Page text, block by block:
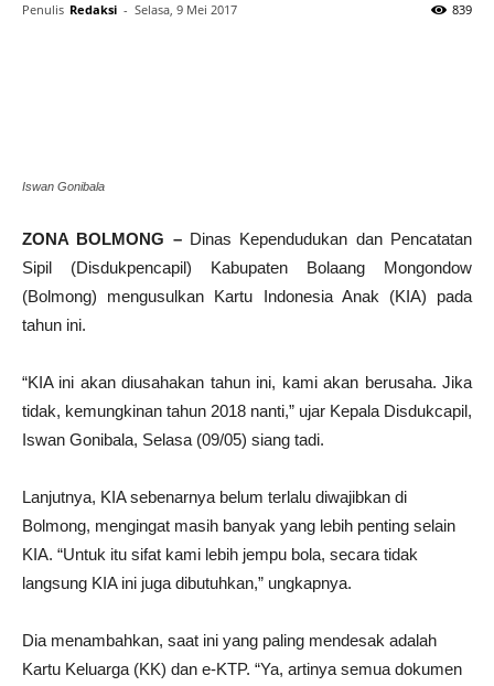
Penulis Redaksi - Selasa, 9 Mei 2017 839
Iswan Gonibala
ZONA BOLMONG – Dinas Kependudukan dan Pencatatan
Sipil (Disdukpencapil) Kabupaten Bolaang Mongondow
(Bolmong) mengusulkan Kartu Indonesia Anak (KIA) pada
tahun ini.
“KIA ini akan diusahakan tahun ini, kami akan berusaha. Jika
tidak, kemungkinan tahun 2018 nanti,” ujar Kepala Disdukcapil,
Iswan Gonibala, Selasa (09/05) siang tadi.
Lanjutnya, KIA sebenarnya belum terlalu diwajibkan di
Bolmong, mengingat masih banyak yang lebih penting selain
KIA. “Untuk itu sifat kami lebih jempu bola, secara tidak
langsung KIA ini juga dibutuhkan,” ungkapnya.
Dia menambahkan, saat ini yang paling mendesak adalah
Kartu Keluarga (KK) dan e-KTP. “Ya, artinya semua dokumen